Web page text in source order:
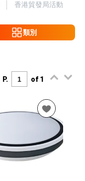
香港貿發局活動
類別
P. of 1